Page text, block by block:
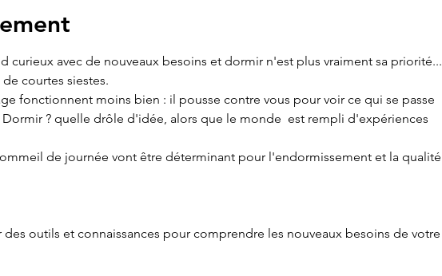
curieux avec de nouveaux besoins et dormir n'est plus vraiment sa priorité...
courtes siestes.
fonctionnent moins bien : il pousse contre vous pour voir ce qui se passe
? quelle drôle d'idée, alors que le monde  est rempli d'expériences
de journée vont être déterminant pour l'endormissement et la qualité
outils et connaissances pour comprendre les nouveaux besoins de votre